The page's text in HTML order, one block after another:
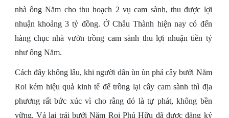
nhà ông Năm cho thu hoạch 2 vụ cam sành, thu được lợi
nhuận khoảng 3 tỷ đồng. Ở Châu Thành hiện nay có đến
hàng chục nhà vườn trồng cam sành thu lợi nhuận tiền tỷ
như ông Năm.
Cách đây không lâu, khi người dân ùn ùn phá cây bưởi Năm
Roi kém hiệu quả kinh tế để trồng lại cây cam sành thì địa
phương rất bức xúc vì cho rằng đó là tự phát, không bền
vững. Vả lại trái bưởi Năm Roi Phú Hữu đã được đăng ký